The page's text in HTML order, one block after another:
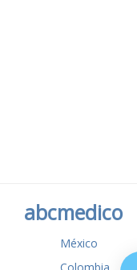
abcmedico
México